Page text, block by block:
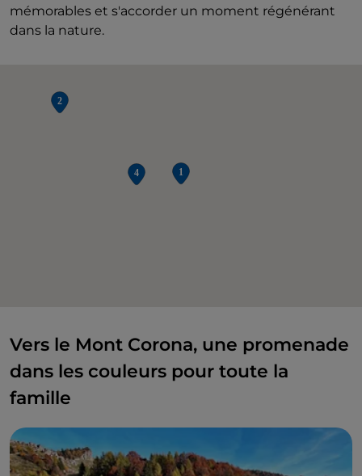
mémorables et s'accorder un moment régénérant
dans la nature.
Vers le Mont Corona, une promenade
dans les couleurs pour toute la
famille